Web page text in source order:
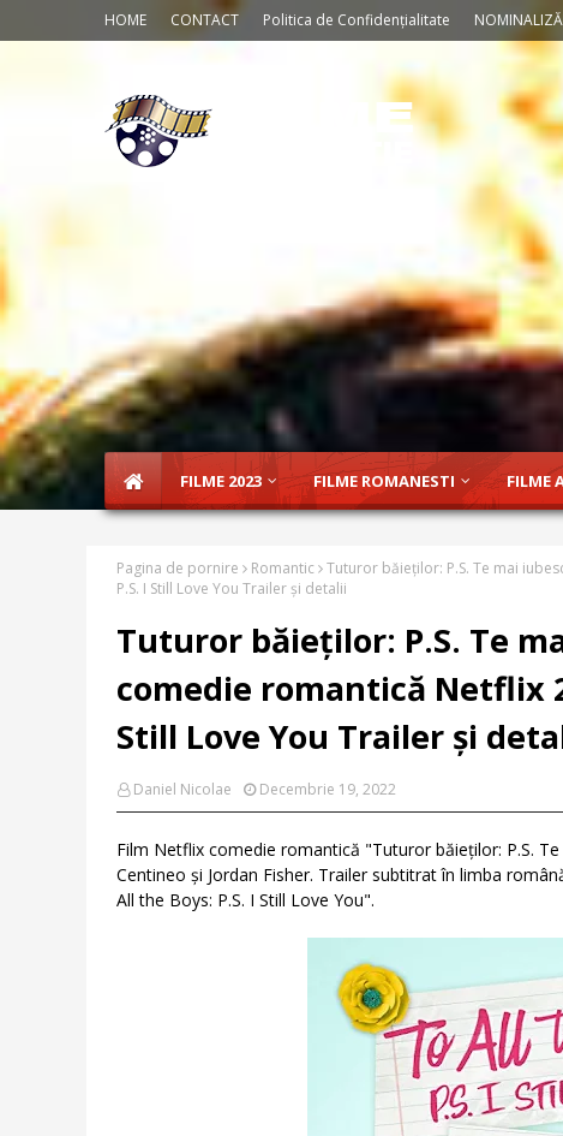
HOME CONTACT Politica de Confidențialitate
FILME 2023 FILME ROMANESTI FILME
Pagina de pornire Romantic Tuturor băieților: P.S. Te mai
P.S. I Still Love You Trailer și detalii
Tuturor băieților: P.S. Te
comedie romantică Netflix
Still Love You Trailer și
Daniel Nicolae Decembrie 19, 2022
Film Netflix comedie romantică "Tuturor băieților: P.S.
Centineo și Jordan Fisher. Trailer subtitrat în limba
All the Boys: P.S. I Still Love You".